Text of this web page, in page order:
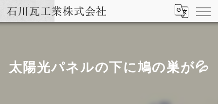
太陽光パネルの下に鳩の巣が💦